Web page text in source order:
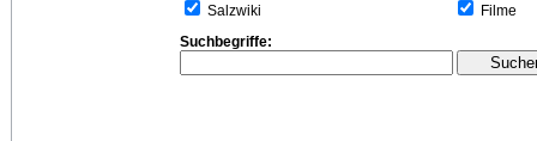
Salzwiki
Filme
Suchbegriffe: